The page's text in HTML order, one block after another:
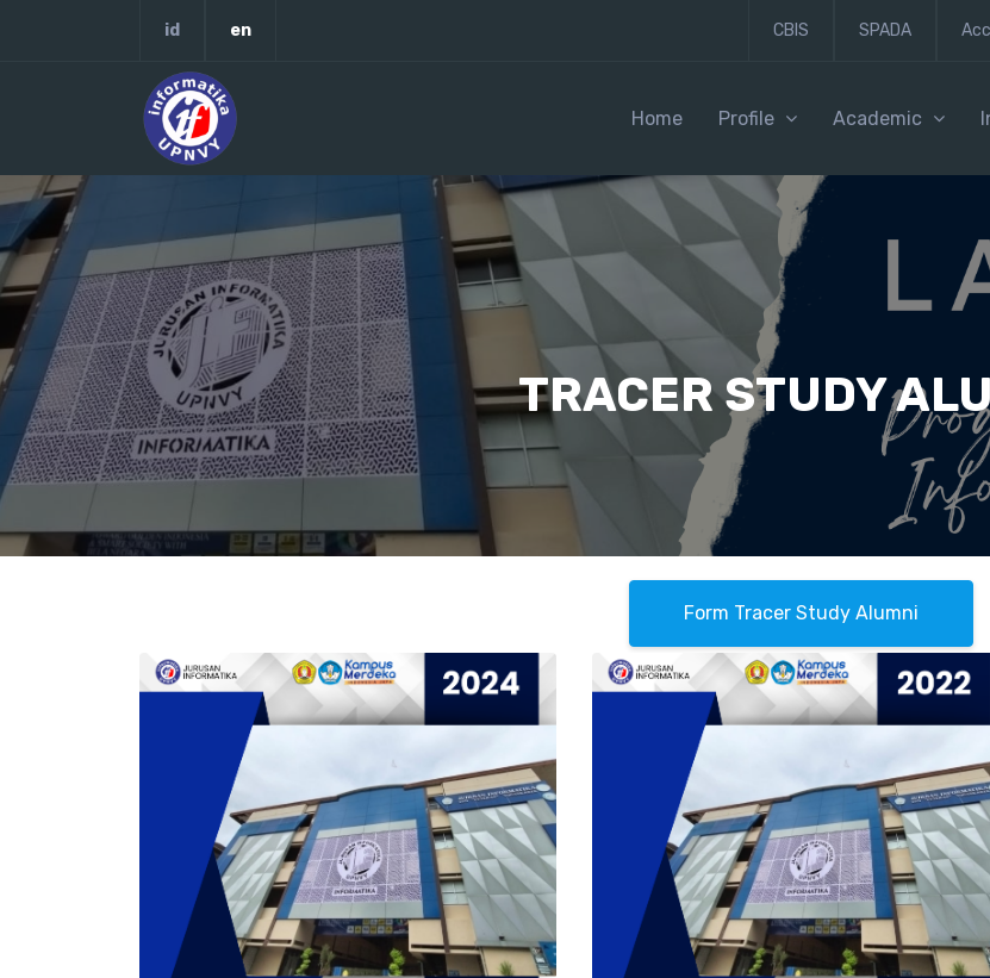
id en CBIS SPADA
Home Profile Academic
TRACER STUDY
Form Tracer Study Alumni